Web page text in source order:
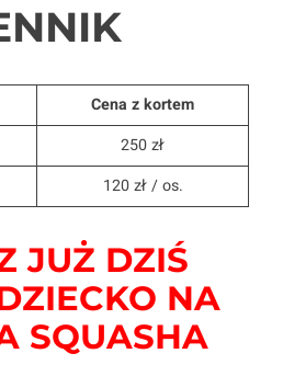
Cena z kortem
250 zł
120 zł / os.
JUŻ DZIŚ
NA
SQUASHA